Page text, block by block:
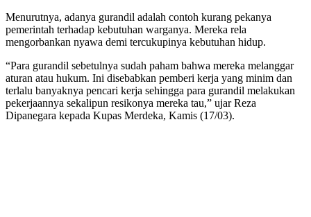
Menurutnya, adanya gurandil adalah contoh kurang pekanya
pemerintah terhadap kebutuhan warganya. Mereka rela
mengorbankan nyawa demi tercukupinya kebutuhan hidup.
“Para gurandil sebetulnya sudah paham bahwa mereka melanggar
aturan atau hukum. Ini disebabkan pemberi kerja yang minim dan
terlalu banyaknya pencari kerja sehingga para gurandil melakukan
pekerjaannya sekalipun resikonya mereka tau,” ujar Reza
Dipanegara kepada Kupas Merdeka, Kamis (17/03).